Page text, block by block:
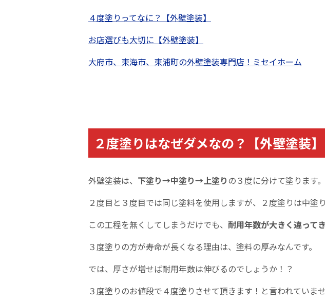
４度塗りってなに？【外壁塗装】
お店選びも大切に【外壁塗装】
大府市、東海市、東浦町の外壁塗装専門店！ミセイホーム
２度塗りはなぜダメなの？【外壁塗装】
外壁塗装は、 下塗り→中塗り→上塗り の３度に分けて塗ります。
２度目と３度目では同じ塗料を使用しますが、２度塗りは中塗
この工程を無くしてしまうだけでも、 耐用年数が大きく違って
３度塗りの方が寿命が長くなる理由は、塗料の厚みなんです。
では、厚さが増せば耐用年数は伸びるのでしょうか！？
３度塗りのお値段で４度塗りさせて頂きます！と言われていま